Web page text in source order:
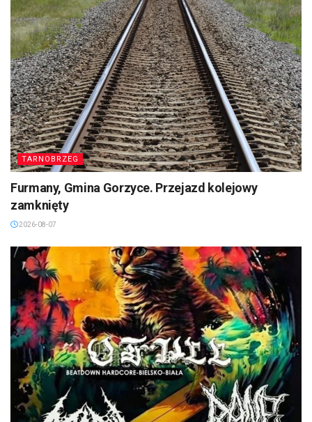
TARNOBRZEG
Furmany, Gmina Gorzyce. Przejazd kolejowy
zamknięty
2026-08-07